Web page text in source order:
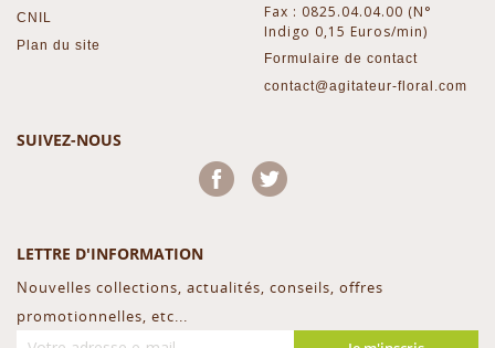
CNIL
Plan du site
Fax : 0825.04.04.00 (N°
Indigo 0,15 Euros/min)
Formulaire de contact
contact@agitateur-floral.com
SUIVEZ-NOUS
Facebook
LETTRE D'INFORMATION
Nouvelles collections, actualités, conseils, offres
promotionnelles, etc...